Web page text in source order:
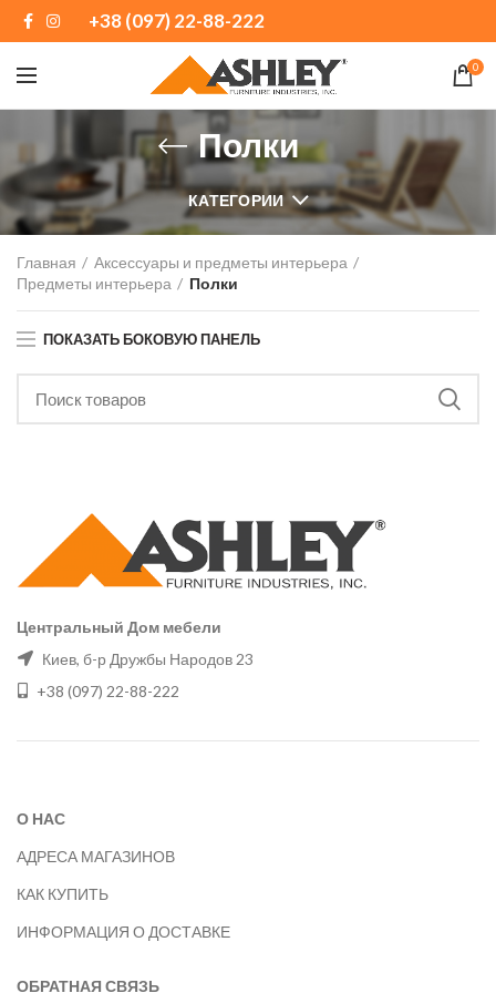
+38 (097) 22-88-222
0
Полки
КАТЕГОРИИ
Главная
Аксессуары и предметы интерьера
Предметы интерьера
Полки
ПОКАЗАТЬ БОКОВУЮ ПАНЕЛЬ
Центральный Дом мебели
Киев, б-р Дружбы Народов 23
+38 (097) 22-88-222
О НАС
АДРЕСА МАГАЗИНОВ
КАК КУПИТЬ
ИНФОРМАЦИЯ О ДОСТАВКЕ
ОБРАТНАЯ СВЯЗЬ